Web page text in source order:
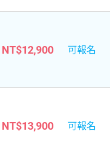
NT$12,900 可報名
NT$13,900 可報名